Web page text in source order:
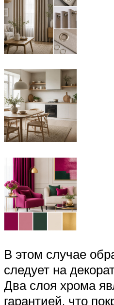
В этом случае
следует на
Два слоя хрома
гарантией, что